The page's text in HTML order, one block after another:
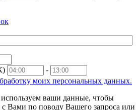
-
моих персональных данных.
ваши данные, чтобы
с Вами по поводу Вашего запроса или